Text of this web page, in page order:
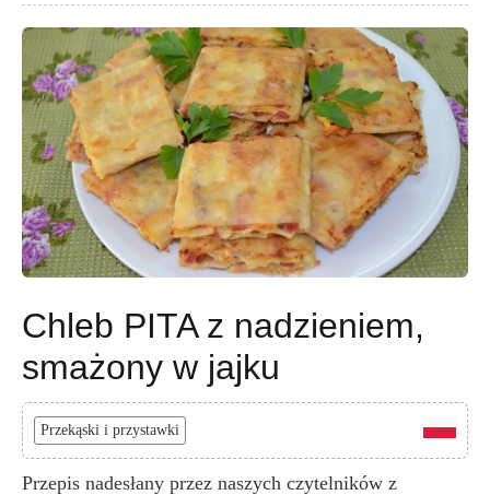
Chleb PITA z nadzieniem,
smażony w jajku
Przekąski i przystawki
Przepis nadesłany przez naszych czytelników z